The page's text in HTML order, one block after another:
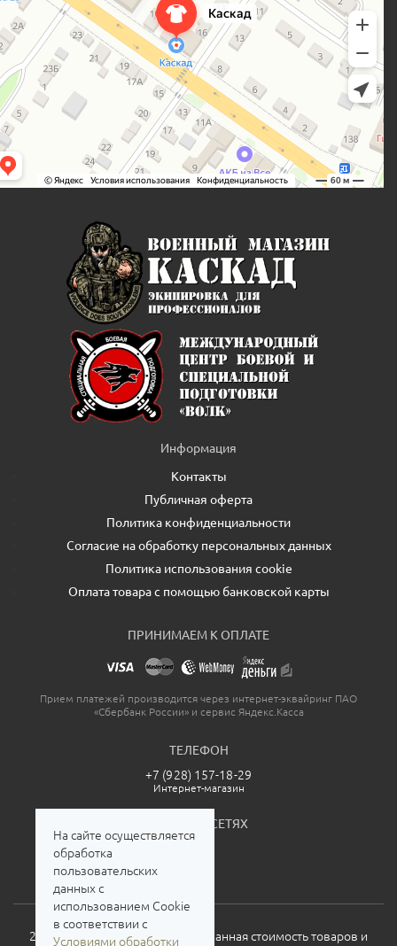
Информация
Контакты
Публичная оферта
Политика конфиденциальности
Согласие на обработку персональных данных
Политика использования cookie
Оплата товара с помощью банковской карты
ПРИНИМАЕМ К ОПЛАТЕ
Прием платежей производится через интернет-эквайринг ПАО
«Сбербанк России» и сервис Яндекс.Касса
ТЕЛЕФОН
+7 (928) 157-18-29
Интернет-магазин
МЫ В СОЦСЕТЯХ
2026. Все права защищены. Указанная стоимость товаров и
На сайте осуществляется
обработка
пользовательских
данных с
использованием Cookie
в соответствии с
Условиями обработки